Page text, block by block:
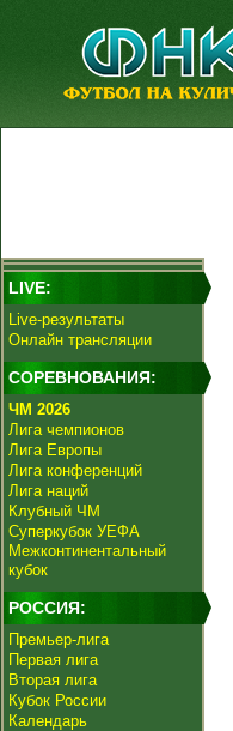
LIVE:
Live-результаты
Онлайн трансляции
СОРЕВНОВАНИЯ:
ЧМ 2026
Лига чемпионов
Лига Европы
Лига конференций
Лига наций
Клубный ЧМ
Суперкубок УЕФА
Межконтинентальный
кубок
РОССИЯ:
Премьер-лига
Первая лига
Вторая лига
Кубок России
Календарь